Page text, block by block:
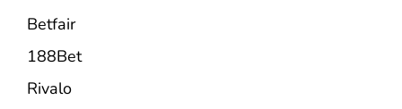
Betfair
188Bet
Rivalo